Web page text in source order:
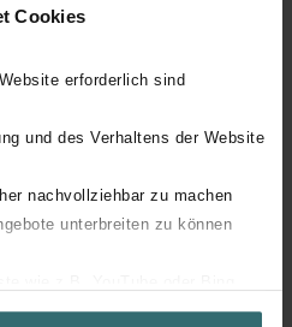
Cookies
erforderlich sind
und des Verhaltens der Website
nachvollziehbar zu machen
unterbreiten zu können
50 Hz